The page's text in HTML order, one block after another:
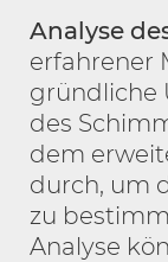
Analyse
erfahrener
gründliche
des
dem
durch, um
zu
Analyse